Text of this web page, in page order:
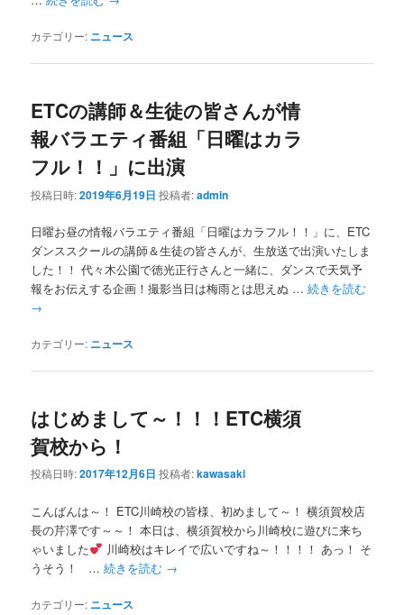
カテゴリー: ニュース
ETCの講師＆生徒の皆さんが情
報バラエティ番組「日曜はカラ
フル！！」に出演
投稿日時:2019年6月19日 投稿者:admin
日曜お昼の情報バラエティ番組「日曜はカラフル！！」に、ETC
ダンススクールの講師＆生徒の皆さんが、生放送で出演いたしま
した！！ 代々木公園で徳光正行さんと一緒に、ダンスで天気予
報をお伝えする企画！撮影当日は梅雨とは思えぬ …続きを読む
→
カテゴリー: ニュース
はじめまして～！！！ETC横須
賀校から！
投稿日時:2017年12月6日 投稿者:kawasaki
こんばんは～！ ETC川崎校の皆様、初めまして～！ 横須賀校店
長の芹澤です～～！ 本日は、横須賀校から川崎校に遊びに来ち
ゃいました
川崎校はキレイで広いですね～！！！！ あっ！ そ
うそう！ …続きを読む →
カテゴリー: ニュース